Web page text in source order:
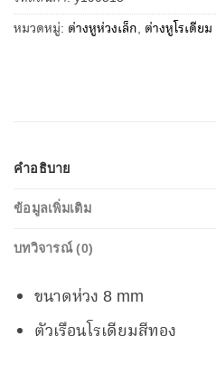
หมวดหมู่: ต่างหูห่วงเล็ก, ต่างหูโรเดียม
คำอธิบาย
ข้อมูลเพิ่มเติม
บทวิจารณ์ (0)
ขนาดห่วง 8 mm
ตัวเรือนโรเดียมสีทอง